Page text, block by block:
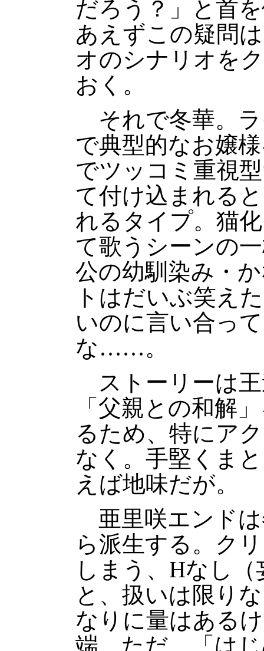
だろう？」と首
あえずこの疑問
オのシナリオを
おく。
それで冬華。ラ
で典型的なお嬢
でツッコミ重視
て付け込まれる
れるタイプ。猫
て歌うシーンの
公の幼馴染み・
トはだいぶ笑え
いのに言い合っ
な……。
ストーリーは王
「父親との和解
るため、特にア
なく。手堅くま
えば地味だが。
亜里咲エンド
ら派生する。ク
しまう、Hなし
と、扱いは限り
なりに量はある
端。ただ、「は